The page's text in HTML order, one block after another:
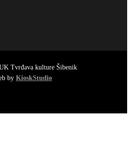
Tvrđava kulture Šibenik
by KioskStudio